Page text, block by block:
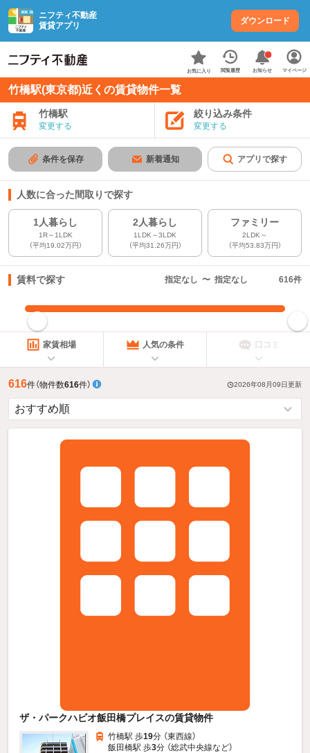
ニフティ不動産
賃貸アプリ
ダウンロード
お気に入り 閲覧履歴 お知らせ マイページ
竹橋駅(東京都)近くの賃貸物件一覧
竹橋駅
変更する
絞り込み条件
変更する
条件を保存 新着通知 アプリで探す
人数に合った間取りで探す
1人暮らし
1R～1LDK
（平均19.02万円）
2人暮らし
1LDK～3LDK
（平均31.26万円）
ファミリー
2LDK～
（平均53.83万円）
賃料で探す 指定なし 〜 指定なし 616件
指定した賃料で絞り込む
家賃相場 人気の条件 口コミ
616件（物件数616件） 2026年08月09日更新
ザ・パークハビオ飯田橋プレイスの賃貸物件
竹橋駅 歩19分 （東西線）
飯田橋駅 歩3分 （総武中央線など）